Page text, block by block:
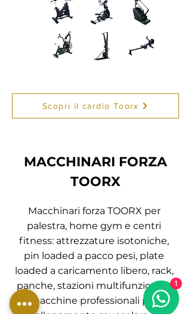
Scopri il cardio Toorx
MACCHINARI FORZA
TOORX
Macchinari forza TOORX per
palestra, home gym e centri
fitness: attrezzature isotoniche,
pin loaded a pacco pesi, plate
loaded a caricamento libero, rack,
panche, stazioni multifunzione e
macchine professionali per
1